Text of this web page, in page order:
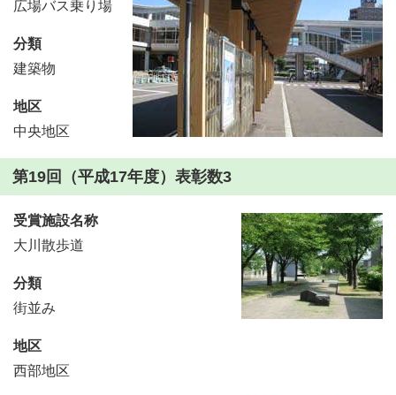
広場バス乗り場
分類
建築物
地区
中央地区
第19回（平成17年度）表彰数3
受賞施設名称
大川散歩道
分類
街並み
地区
西部地区